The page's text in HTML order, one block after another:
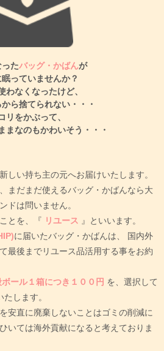
たバッグ・かばんが
眠っていませんか？
わなくなったけど、
ら捨てられない・・・
リをかぶって、
まなのもかわいそう・・・
しい持ち主の元へお届けいたします。
まだまだ使えるバッグ・かばんなら大
ドは問いません。
とを、『 リユース 』といいます。
に届いたバッグ・かばんは、
国内外
最後までリユース品活用する事をお約
ボール１箱につき１００円 を、選択して
たします。
安直に廃棄しないことはゴミの削減に
いては海外貢献になると考えておりま